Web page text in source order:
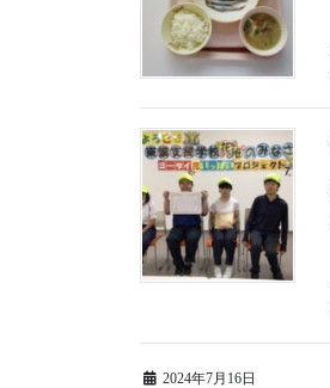
2024年7月16日